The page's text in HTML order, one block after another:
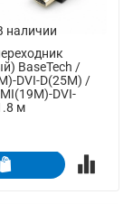
наличии
BaseTech /
DVI-D(25M) /
DVI-
м